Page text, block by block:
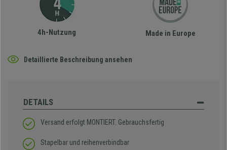
4h-Nutzung Made in Europe
Detaillierte Beschreibung ansehen
DETAILS
Versand erfolgt MONTIERT. Gebrauchsfertig
Stapelbar und reihenverbindbar